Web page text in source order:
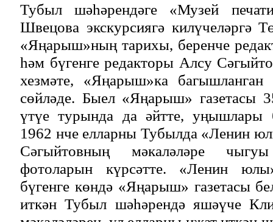
Тубыл шәһәрендәге «Музей
Швецова экскурсиягә килүчеләргә
«Яңарыш»ның тарихы, беренче
һәм бүгенге редакторы Алсу
хезмәте, «Яңарыш»ка багышланган
сөйләде. Быел «Яңарыш» газетасы
үтүе турында да әйтте, уңышлары
1962 нче елларны Тубылда «Ленин
Сәгыйтовның мәкаләләре
фотоларын күрсәтте. «Ленин
бүгенге көндә «Яңарыш» газетасы
иткән Тубыл шәһәрендә яшәүче